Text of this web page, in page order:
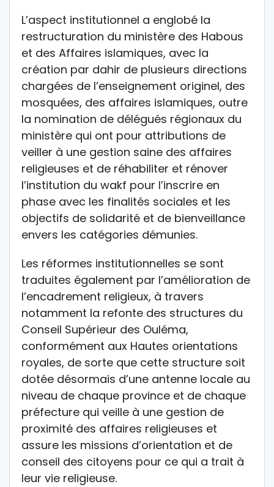
L’aspect institutionnel a englobé la
restructuration du ministère des Habous
et des Affaires islamiques, avec la
création par dahir de plusieurs directions
chargées de l’enseignement originel, des
mosquées, des affaires islamiques, outre
la nomination de délégués régionaux du
ministère qui ont pour attributions de
veiller à une gestion saine des affaires
religieuses et de réhabiliter et rénover
l’institution du wakf pour l’inscrire en
phase avec les finalités sociales et les
objectifs de solidarité et de bienveillance
envers les catégories démunies.
Les réformes institutionnelles se sont
traduites également par l’amélioration de
l’encadrement religieux, à travers
notamment la refonte des structures du
Conseil Supérieur des Ouléma,
conformément aux Hautes orientations
royales, de sorte que cette structure soit
dotée désormais d’une antenne locale au
niveau de chaque province et de chaque
préfecture qui veille à une gestion de
proximité des affaires religieuses et
assure les missions d’orientation et de
conseil des citoyens pour ce qui a trait à
leur vie religieuse.